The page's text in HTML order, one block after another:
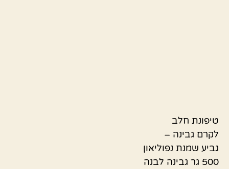
טיפונת חלב
לקרם גבינה –
גביע שמנת נפוליאון
500 גר גבינה לבנה